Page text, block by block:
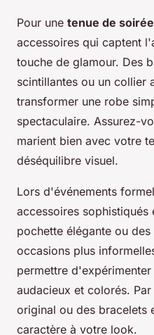
Pour une tenue de soirée
accessoires qui captent
touche de glamour. Des
scintillantes ou un collier
transformer une robe
spectaculaire. Assurez-
marient bien avec votre
déséquilibre visuel.
Lors d'événements
accessoires
pochette élégante ou
occasions plus
permettre
audacieux et colorés.
original ou des bracelets
caractère à votre look.